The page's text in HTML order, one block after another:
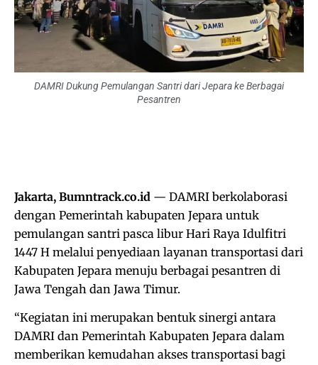
DAMRI Dukung Pemulangan Santri dari Jepara ke Berbagai
Pesantren
Jakarta, Bumntrack.co.id — DAMRI berkolaborasi
dengan Pemerintah kabupaten Jepara untuk
pemulangan santri pasca libur Hari Raya Idulfitri
1447 H melalui penyediaan layanan transportasi dari
Kabupaten Jepara menuju berbagai pesantren di
Jawa Tengah dan Jawa Timur.
“Kegiatan ini merupakan bentuk sinergi antara
DAMRI dan Pemerintah Kabupaten Jepara dalam
memberikan kemudahan akses transportasi bagi